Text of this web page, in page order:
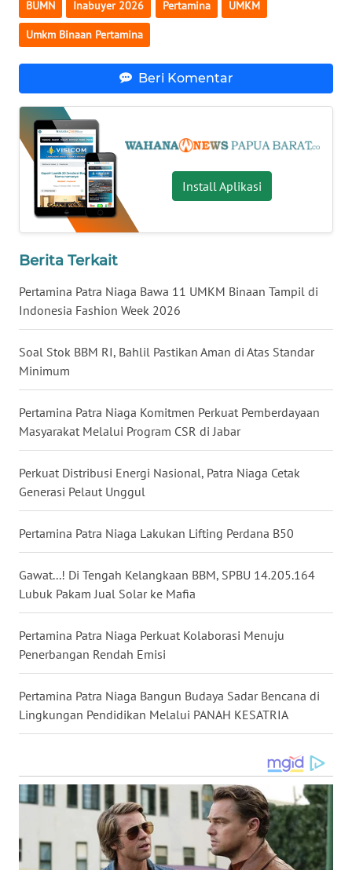
BUMN Inabuyer 2026 Pertamina UMKM
Umkm Binaan Pertamina
Beri Komentar
Install Aplikasi
Berita Terkait
Pertamina Patra Niaga Bawa 11 UMKM Binaan Tampil di
Indonesia Fashion Week 2026
Soal Stok BBM RI, Bahlil Pastikan Aman di Atas Standar
Minimum
Pertamina Patra Niaga Komitmen Perkuat Pemberdayaan
Masyarakat Melalui Program CSR di Jabar
Perkuat Distribusi Energi Nasional, Patra Niaga Cetak
Generasi Pelaut Unggul
Pertamina Patra Niaga Lakukan Lifting Perdana B50
Gawat...! Di Tengah Kelangkaan BBM, SPBU 14.205.164
Lubuk Pakam Jual Solar ke Mafia
Pertamina Patra Niaga Perkuat Kolaborasi Menuju
Penerbangan Rendah Emisi
Pertamina Patra Niaga Bangun Budaya Sadar Bencana di
Lingkungan Pendidikan Melalui PANAH KESATRIA
WN
NUSANTARA
WN
JOGJA
WN
JATIM
WN
BALI
WN
WN
KALSEL
WN
KALTIM
WN
SULSEL
WN
GORONTALO
WN
WN
MALUT
WN
DAIRI